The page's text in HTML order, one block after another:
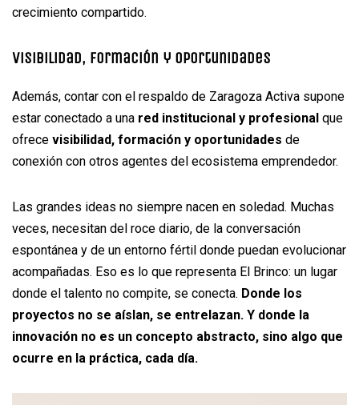
crecimiento compartido.
Visibilidad, formación y oportunidades
Además, contar con el respaldo de Zaragoza Activa supone
estar conectado a una red institucional y profesional que
ofrece visibilidad, formación y oportunidades de
conexión con otros agentes del ecosistema emprendedor.
Las grandes ideas no siempre nacen en soledad. Muchas
veces, necesitan del roce diario, de la conversación
espontánea y de un entorno fértil donde puedan evolucionar
acompañadas. Eso es lo que representa El Brinco: un lugar
donde el talento no compite, se conecta. Donde los
proyectos no se aíslan, se entrelazan. Y donde la
innovación no es un concepto abstracto, sino algo que
ocurre en la práctica, cada día.